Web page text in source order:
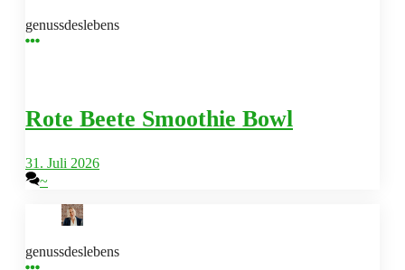
genussdeslebens
Rote Beete Smoothie Bowl
31. Juli 2026
~
genussdeslebens